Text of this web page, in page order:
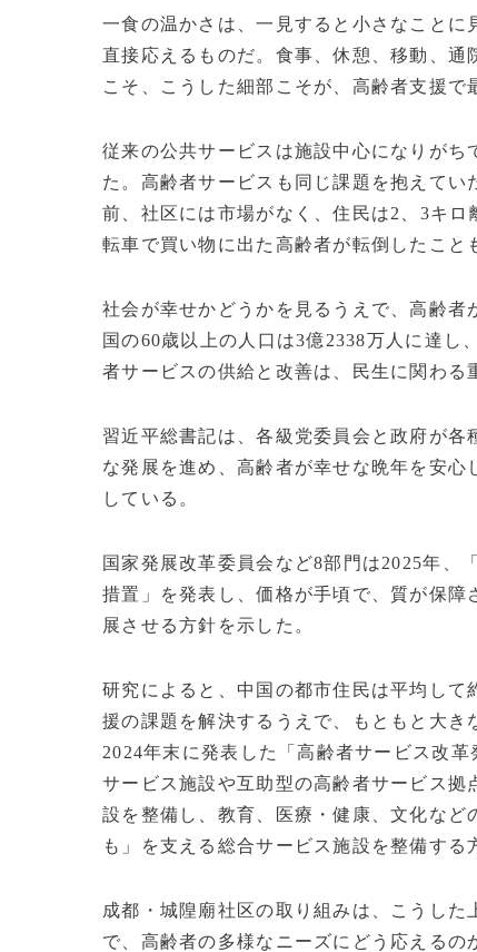
一食の温かさは、一見すると小さなこと
直接応えるものだ。食事、休憩、移動、
こそ、こうした細部こそが、高齢者支援で
従来の公共サービスは施設中心になりが
た。高齢者サービスも同じ課題を抱えてい
前、社区には市場がなく、住民は2、3キ
転車で買い物に出た高齢者が転倒したこと
社会が幸せかどうかを見るうえで、高齢者
国の60歳以上の人口は3億2338万人に達し
者サービスの供給と改善は、民生に関わる
習近平総書記は、各級党委員会と政府が
な発展を進め、高齢者が幸せな晩年を安
している。
国家発展改革委員会など8部門は2025年、
措置」を発表し、価格が手頃で、質が保
展させる方針を示した。
研究によると、中国の都市住民は平均し
援の課題を解決するうえで、もともと大
2024年末に発表した「高齢者サービス改
サービス施設や互助型の高齢者サービス
設を整備し、教育、医療・健康、文化な
も」を支える総合サービス施設を整備する
成都・城隍廟社区の取り組みは、こうし
で、高齢者の多様なニーズにどう応える